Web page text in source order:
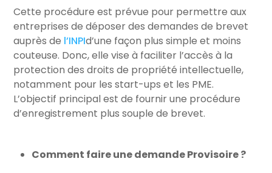
Cette procédure est prévue pour permettre aux
entreprises de déposer des demandes de brevet
auprès de l’INPId’une façon plus simple et moins
couteuse. Donc, elle vise à faciliter l’accès à la
protection des droits de propriété intellectuelle,
notamment pour les start-ups et les PME.
L’objectif principal est de fournir une procédure
d’enregistrement plus souple de brevet.
Comment faire une demande Provisoire ?